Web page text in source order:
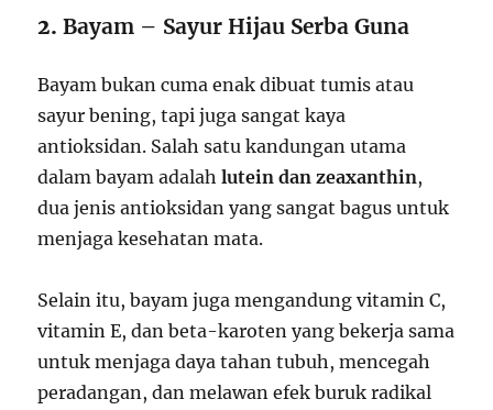
2.Bayam – Sayur Hijau Serba Guna
Bayam bukan cuma enak dibuat tumis atau
sayur bening, tapi juga sangat kaya
antioksidan. Salah satu kandungan utama
dalam bayam adalahlutein dan zeaxanthin,
dua jenis antioksidan yang sangat bagus untuk
menjaga kesehatan mata.
Selain itu, bayam juga mengandung vitamin C,
vitamin E, dan beta-karoten yang bekerja sama
untuk menjaga daya tahan tubuh, mencegah
peradangan, dan melawan efek buruk radikal